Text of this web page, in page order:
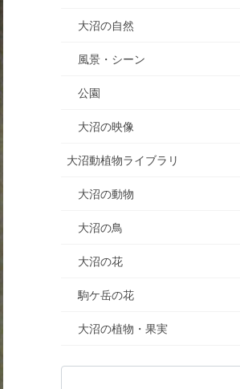
大沼の自然
風景・シーン
公園
大沼の映像
大沼動植物ライブラリ
大沼の動物
大沼の鳥
大沼の花
駒ケ岳の花
大沼の植物・果実